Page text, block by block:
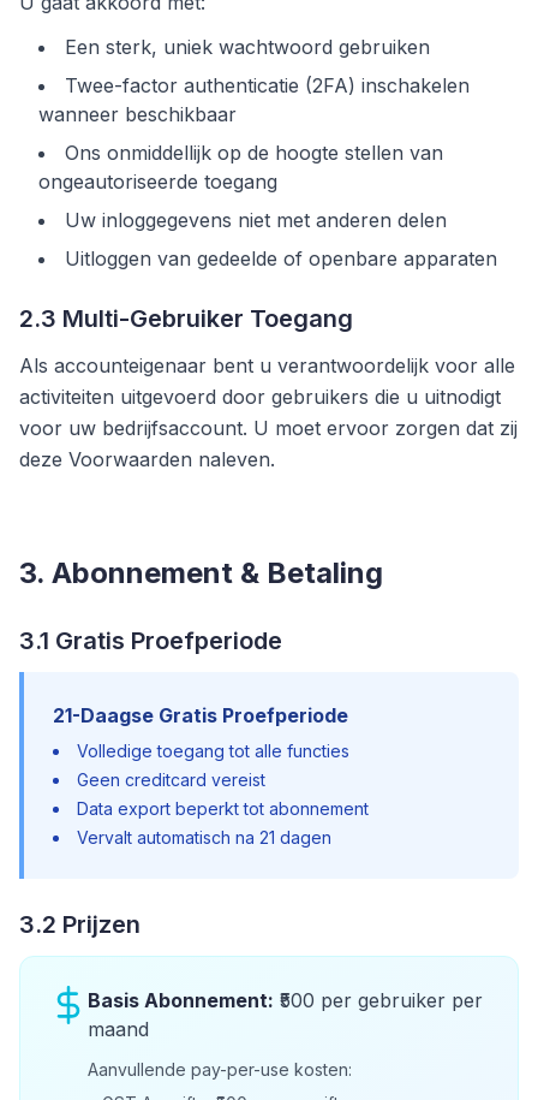
Een sterk, uniek wachtwoord gebruiken
Twee-factor authenticatie (2FA) inschakelen
wanneer beschikbaar
Ons onmiddellijk op de hoogte stellen van
ongeautoriseerde toegang
Uw inloggegevens niet met anderen delen
Uitloggen van gedeelde of openbare apparaten
2.3 Multi-Gebruiker Toegang
Als accounteigenaar bent u verantwoordelijk voor alle
activiteiten uitgevoerd door gebruikers die u uitnodigt
voor uw bedrijfsaccount. U moet ervoor zorgen dat zij
deze Voorwaarden naleven.
3. Abonnement & Betaling
3.1 Gratis Proefperiode
21-Daagse Gratis Proefperiode
Volledige toegang tot alle functies
Geen creditcard vereist
Data export beperkt tot abonnement
Vervalt automatisch na 21 dagen
3.2 Prijzen
Basis Abonnement: ₹500 per gebruiker per
maand
Aanvullende pay-per-use kosten: